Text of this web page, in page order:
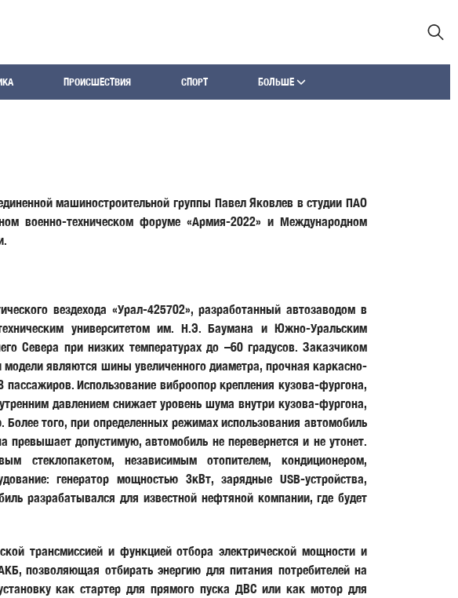
ПРОИСШЕСТВИЯ СПОРТ БОЛЬШЕ
машиностроительной группы Павел Яковлев в студии ПАО
военно-техническом форуме «Армия-2022» и Международном
вездехода «Урал-425702», разработанный автозаводом в
университетом им. Н.Э. Баумана и Южно-Уральским
Севера при низких температурах до –60 градусов. Заказчиком
являются шины увеличенного диаметра, прочная каркасно-
Использование виброопор крепления кузова-фургона,
давлением снижает уровень шума внутри кузова-фургона,
того, при определенных режимах использования автомобиль
превышает допустимую, автомобиль не перевернется и не утонет.
стеклопакетом, независимым отопителем, кондиционером,
генератор мощностью 3кВт, зарядные USB-устройства,
разрабатывался для известной нефтяной компании, где будет
трансмиссией и функцией отбора электрической мощности и
позволяющая отбирать энергию для питания потребителей на
как стартер для прямого пуска ДВС или как мотор для